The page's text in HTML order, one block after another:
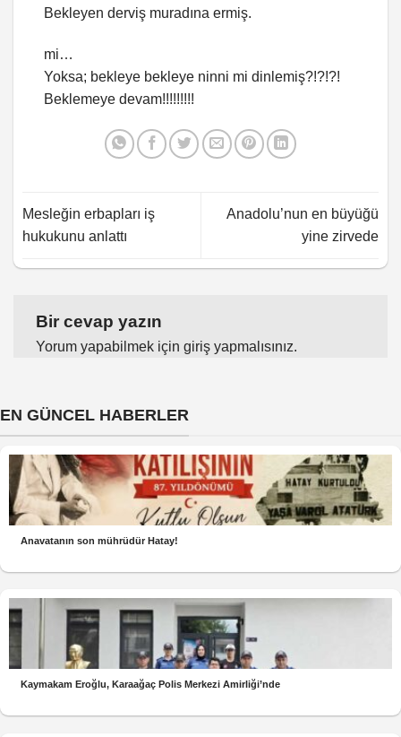
Bekleyen derviş muradına ermiş.
mi…
Yoksa; bekleye bekleye ninni mi dinlemiş?!?!?!
Beklemeye devam!!!!!!!!!
Mesleğin erbapları iş
hukukunu anlattı
Anadolu’nun en büyüğü
yine zirvede
Bir cevap yazın
Yorum yapabilmek için giriş yapmalısınız.
EN GÜNCEL HABERLER
Anavatanın son mührüdür Hatay!
Kaymakam Eroğlu, Karaağaç Polis Merkezi Amirliği’nde